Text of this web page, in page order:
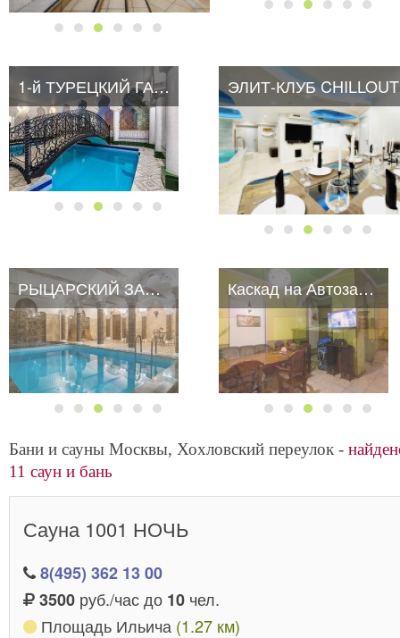
1-й ТУРЕЦКИЙ ГАМБИТ ЭЛИТ-КЛУБ CHILLOUT
РЫЦАРСКИЙ ЗАМОК Каскад на Автозаводской
Бани и сауны Москвы, Хохловский переулок -
11 саун и бань
Сауна 1001 НОЧЬ
8(495) 362 13 00
3500 руб./час до 10 чел.
Площадь Ильича (1.27 км)